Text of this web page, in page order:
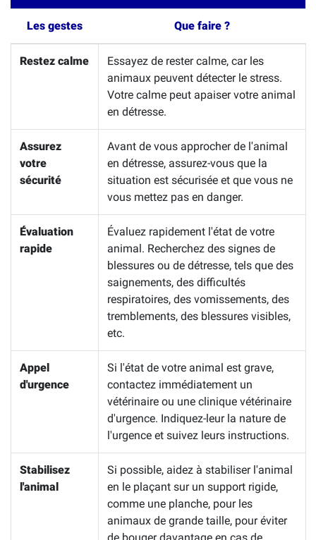
Les gestes Que faire ?
Restez calme
Essayez de rester calme, car les
animaux peuvent détecter le stress.
Votre calme peut apaiser votre animal
en détresse.
Assurez
votre
sécurité
Avant de vous approcher de l'animal
en détresse, assurez-vous que la
situation est sécurisée et que vous ne
vous mettez pas en danger.
Évaluation
rapide
Évaluez rapidement l'état de votre
animal. Recherchez des signes de
blessures ou de détresse, tels que des
saignements, des difficultés
respiratoires, des vomissements, des
tremblements, des blessures visibles,
etc.
Appel
d'urgence
Si l'état de votre animal est grave,
contactez immédiatement un
vétérinaire ou une clinique vétérinaire
d'urgence. Indiquez-leur la nature de
l'urgence et suivez leurs instructions.
Stabilisez
l'animal
Si possible, aidez à stabiliser l'animal
en le plaçant sur un support rigide,
comme une planche, pour les
animaux de grande taille, pour éviter